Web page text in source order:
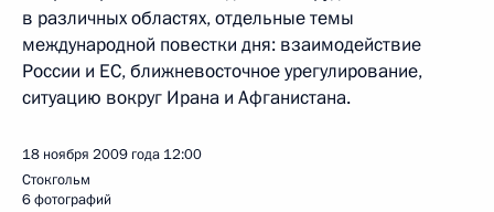
в различных областях, отдельные темы
международной повестки дня: взаимодействие
России и ЕС, ближневосточное урегулирование,
ситуацию вокруг Ирана и Афганистана.
18 ноября 2009 года 12:00
Стокгольм
6 фотографий